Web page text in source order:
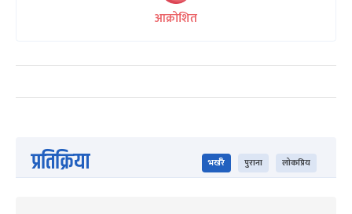
आक्रोशित
प्रतिक्रिया भर्खरै पुराना लोकप्रिय